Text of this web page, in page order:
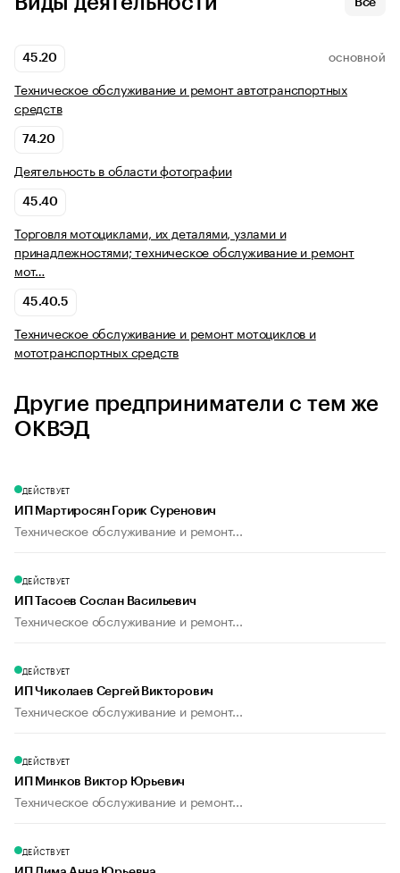
Все
45.20 ОСНОВНОЙ
Техническое обслуживание и ремонт автотранспортных
средств
74.20
Деятельность в области фотографии
45.40
Торговля мотоциклами, их деталями, узлами и
принадлежностями; техническое обслуживание и ремонт
мот…
45.40.5
Техническое обслуживание и ремонт мотоциклов и
мототранспортных средств
Другие предприниматели с тем же
ОКВЭД
ДЕЙСТВУЕТ
ИП Мартиросян Горик Суренович
Техническое обслуживание и ремонт...
ДЕЙСТВУЕТ
ИП Тасоев Сослан Васильевич
Техническое обслуживание и ремонт...
ДЕЙСТВУЕТ
ИП Чиколаев Сергей Викторович
Техническое обслуживание и ремонт...
ДЕЙСТВУЕТ
ИП Минков Виктор Юрьевич
Техническое обслуживание и ремонт...
ДЕЙСТВУЕТ